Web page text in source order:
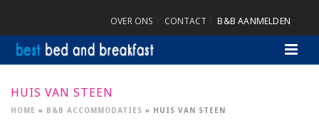
OVER ONS CONTACT B&B AANMELDEN
HUIS VAN STEEN
HOME » B&B ACCOMMODATIES » HUIS VAN STEEN